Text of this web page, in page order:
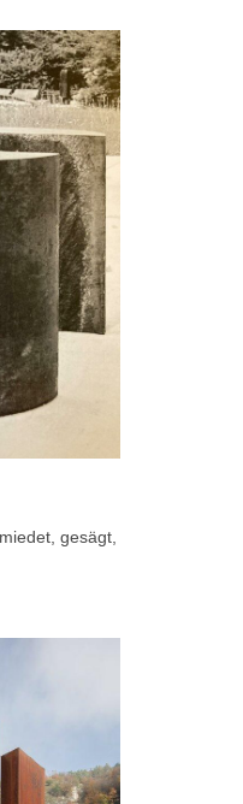
gesägt,